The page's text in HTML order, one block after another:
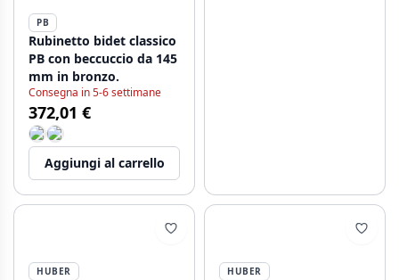
PB
Rubinetto bidet classico
PB con beccuccio da 145
mm in bronzo.
Consegna in 5-6 settimane
372,01 €
Aggiungi al carrello
HUBER HUBER